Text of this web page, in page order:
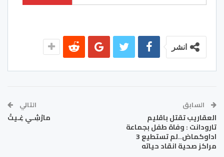
انشر
السابق
العقاريب تقتل باقليم
تارودانت : وفاة طفل بجماعة
اداوكماض..لم تستطيع 3
مراكز صحية انقاد حياته
التالي
مارْشِـي غِـيتْ